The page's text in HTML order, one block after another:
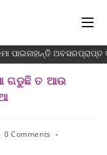
ପାଇନାହାନ୍ତି
ଗଡୁଛି ତ ଆଉ
0 Comments